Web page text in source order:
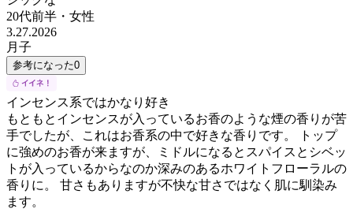
20代前半 ・ 女性
3.27.2026
月子
参考になった0
インセンス系ではかなり好き
もともとインセンスが入っているお香のような煙の香りが苦
手でしたが、これはお香系の中で好きな香りです。 トップ
に強めのお香が来ますが、ミドルになるとスパイスとシベッ
トが入っているからなのか深みのあるホワイトフローラルの
香りに。 甘さもありますが不快な甘さではなく肌に馴染み
ます。